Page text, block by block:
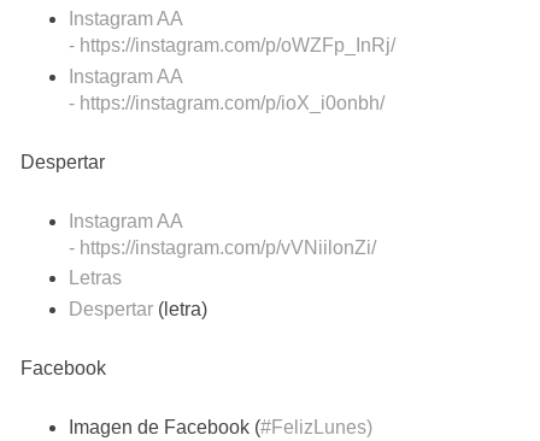
Instagram AA
- https://instagram.com/p/oWZFp_InRj/
Instagram AA
- https://instagram.com/p/ioX_i0onbh/
Despertar
Instagram AA
- https://instagram.com/p/vVNiilonZi/
Letras
Despertar(letra)
Facebook
Imagen de Facebook (#FelizLunes)